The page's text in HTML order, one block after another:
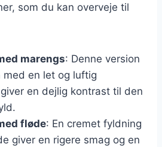
som du kan overveje til
marengs: Denne version
en let og luftig
en dejlig kontrast til den
fløde: En cremet fyldning
giver en rigere smag og en